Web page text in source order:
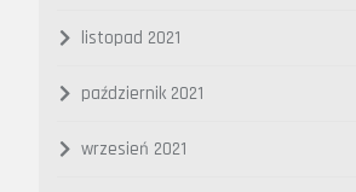
listopad 2021
październik 2021
wrzesień 2021